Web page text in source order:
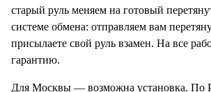
старый руль меняем на готовый
системе обмена: отправляем вам
присылаете свой руль взамен. На все
гарантию.
Для Москвы — возможна установка. По